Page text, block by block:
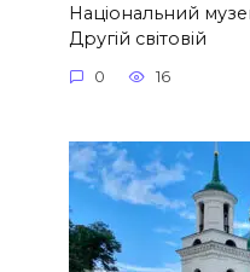
Національний
Другій світовій
0 16